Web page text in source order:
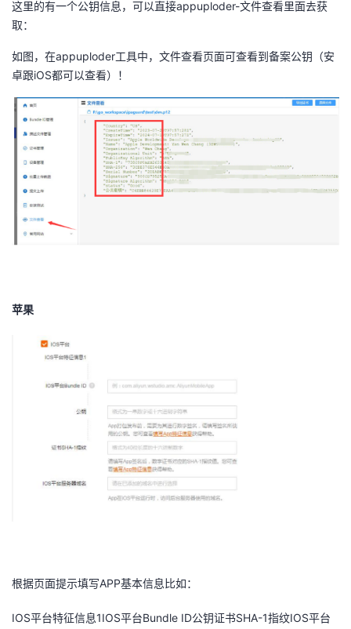
这里的有一个公钥信息，可以直接appuploder-文件查看里面去获
取：
如图，在appuploder工具中，文件查看页面可查看到备案公钥（安
卓跟iOS都可以查看）！
苹果
根据页面提示填写APP基本信息比如：
IOS平台特征信息1IOS平台Bundle ID公钥证书SHA-1指纹IOS平台